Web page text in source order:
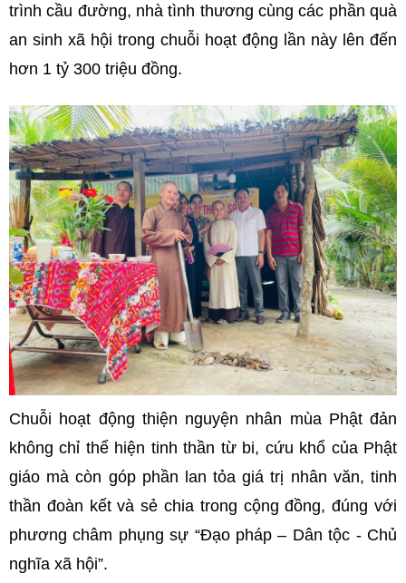
trình cầu đường, nhà tình thương cùng các phần quà
an sinh xã hội trong chuỗi hoạt động lần này lên đến
hơn 1 tỷ 300 triệu đồng.
Chuỗi hoạt động thiện nguyện nhân mùa Phật đản
không chỉ thể hiện tinh thần từ bi, cứu khổ của Phật
giáo mà còn góp phần lan tỏa giá trị nhân văn, tinh
thần đoàn kết và sẻ chia trong cộng đồng, đúng với
phương châm phụng sự “Đạo pháp – Dân tộc - Chủ
nghĩa xã hội”.